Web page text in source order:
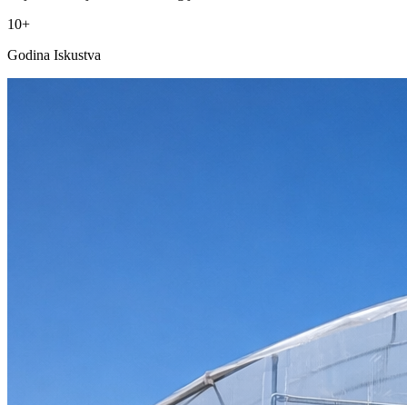
10+
Godina Iskustva